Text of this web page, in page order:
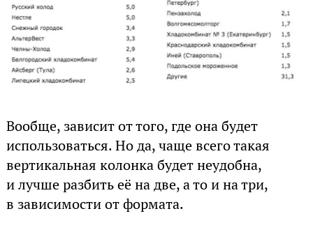
Вообще, зависит от того, где она будет
использоваться. Но да, чаще всего такая
вертикальная колонка будет неудобна,
и лучше разбить её на две, а то и на три,
в зависимости от формата.